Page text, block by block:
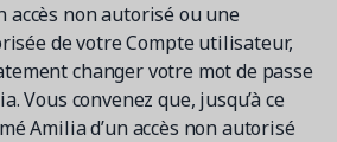
accès non autorisé ou une
de votre Compte utilisateur,
changer votre mot de passe
Vous convenez que, jusqu’à ce
Amilia d’un accès non autorisé